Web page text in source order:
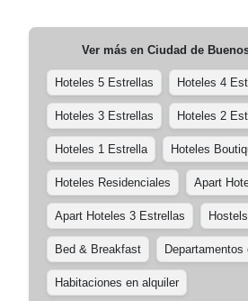
Ver más en Ciudad de
Hoteles 5 Estrellas Hoteles 4
Hoteles 3 Estrellas Hoteles 2
Hoteles 1 Estrella Hoteles
Hoteles Residenciales Apart
Apart Hoteles 3 Estrellas Hostels
Bed & Breakfast Departamentos
Habitaciones en alquiler